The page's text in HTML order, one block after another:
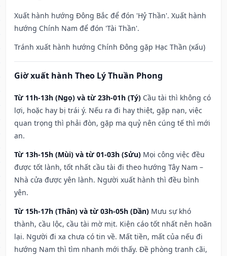
Xuất hành hướng Đông Bắc để đón 'Hỷ Thần'. Xuất hành
hướng Chính Nam để đón 'Tài Thần'.
Tránh xuất hành hướng Chính Đông gặp Hạc Thần (xấu)
Giờ xuất hành Theo Lý Thuần Phong
Từ 11h-13h (Ngọ) và từ 23h-01h (Tý) Cầu tài thì không có
lợi, hoặc hay bị trái ý. Nếu ra đi hay thiệt, gặp nạn, việc
quan trọng thì phải đòn, gặp ma quỷ nên cúng tế thì mới
an.
Từ 13h-15h (Mùi) và từ 01-03h (Sửu) Mọi công việc đều
được tốt lành, tốt nhất cầu tài đi theo hướng Tây Nam –
Nhà cửa được yên lành. Người xuất hành thì đều bình
yên.
Từ 15h-17h (Thân) và từ 03h-05h (Dần) Mưu sự khó
thành, cầu lộc, cầu tài mờ mịt. Kiện cáo tốt nhất nên hoãn
lại. Người đi xa chưa có tin về. Mất tiền, mất của nếu đi
hướng Nam thì tìm nhanh mới thấy. Đề phòng tranh cãi,